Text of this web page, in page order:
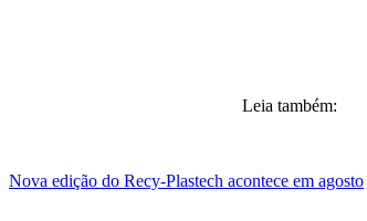
Leia também:
Nova edição do Recy-Plastech acontece em agosto